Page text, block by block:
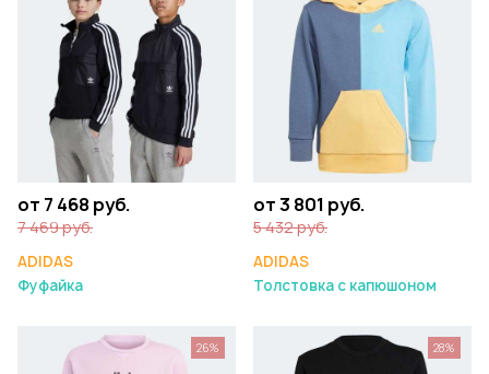
от 7 468 руб.
7 469 руб.
ADIDAS
Фуфайка
от 3 801 руб.
5 432 руб.
ADIDAS
Толстовка с капюшоном
26% 28%